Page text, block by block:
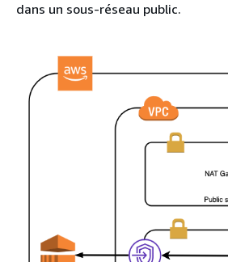
dans un sous-réseau public.